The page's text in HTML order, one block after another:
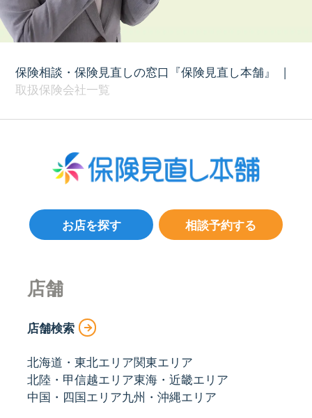
保険相談・保険見直しの窓口『保険見直し本舗』
|
取扱保険会社一覧
相談予約する
お店を探す
店舗
店舗検索
北海道・東北エリア関東エリア
北陸・甲信越エリア東海・近畿エリア
中国・四国エリア九州・沖縄エリア